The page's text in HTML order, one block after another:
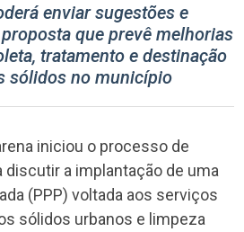
enviar sugestões e
que prevê melhorias
tratamento e destinação
sólidos no município
iniciou o processo de
discutir a implantação de uma
(PPP) voltada aos serviços
sólidos urbanos e limpeza